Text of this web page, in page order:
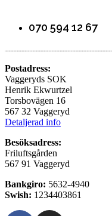
070 594 12 67
Postadress:
Vaggeryds SOK
Henrik Ekwurtzel
Torsbovägen 16
567 32 Vaggeryd
Detaljerad info
Besöksadress:
Friluftsgården
567 91 Vaggeryd
Bankgiro: 5632-4940
Swish: 1234403861